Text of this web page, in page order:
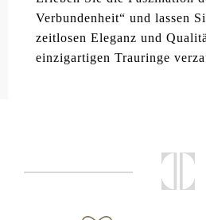
Verbundenheit“ und lassen
zeitlosen Eleganz und
einzigartigen Trauringe